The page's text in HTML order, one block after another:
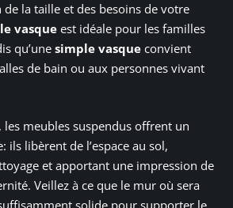
la taille et des besoins de votre
vasqueest idéale pour les familles
qu’une simple vasque convient
de bain ou aux personnes vivant
, les meubles suspendus offrent un
ils libèrent de l’espace au sol,
et apportant une impression de
Veillez à ce que le mur où sera
solide pour supporter le